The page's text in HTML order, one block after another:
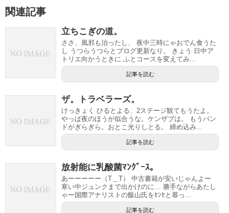
関連記事
立ちこぎの道。
ささ、風邪も治ったし、 夜中三時にゃおでん食うた
し うつらうつらとブログ更新なり。 きょう 日中ア
トリエ向かうときに ふとコースを変えてみ...
記事を読む
ザ。トラベラーズ。
けっきょく ひるとよる、2ステージ観てもうたよ。
やっぱ夜のほうが似合うな。ケンザブは。 もうバン
ドがぎらぎら。おとこ光りしとる。 締め込み...
記事を読む
放射能に乳酸菌ﾏﾝｸﾞｰｽ。
あーーーーー（T＿T） 中古書籍が安いじゃんよー
寒い中ジュンクまで出かけのに… 勝手ながらあたし
ゃー国際アナリストの飯山氏をｾﾝｾと慕っ...
記事を読む